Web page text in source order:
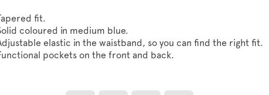
fit.
coloured in medium blue.
elastic in the waistband, so you can find the right fit.
pockets on the front and back.